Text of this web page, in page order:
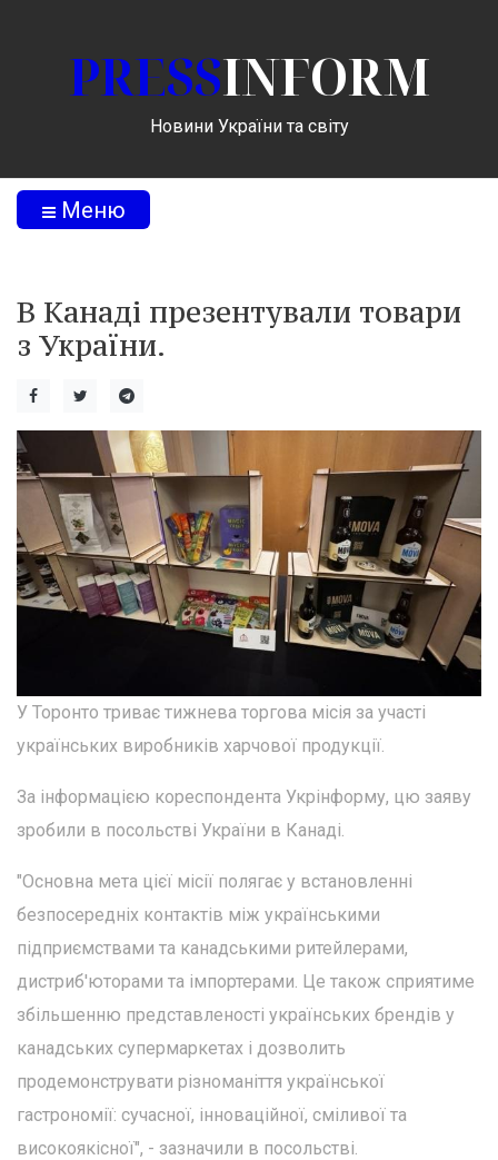
PRESSINFORM
Новини України та світу
Меню
В Канаді презентували товари
з України.
У Торонто триває тижнева торгова місія за участі
українських виробників харчової продукції.
За інформацією кореспондента Укрінформу, цю заяву
зробили в посольстві України в Канаді.
"Основна мета цієї місії полягає у встановленні
безпосередніх контактів між українськими
підприємствами та канадськими ритейлерами,
дистриб'юторами та імпортерами. Це також сприятиме
збільшенню представленості українських брендів у
канадських супермаркетах і дозволить
продемонструвати різноманіття української
гастрономії: сучасної, інноваційної, сміливої та
високоякісної", - зазначили в посольстві.